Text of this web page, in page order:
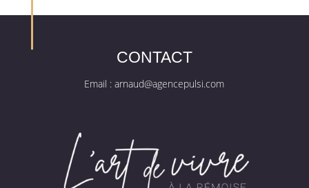
CONTACT
Email :arnaud@agencepulsi.com